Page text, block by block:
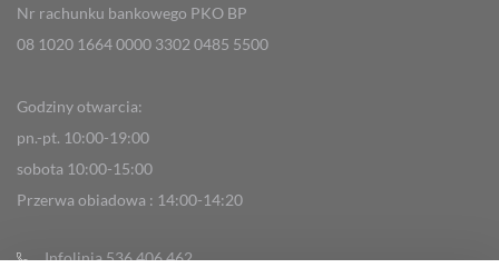
Nr rachunku bankowego PKO BP
08 1020 1664 0000 3302 0485 5500
Godziny otwarcia:
pn.-pt. 10:00-19:00
sobota 10:00-15:00
Przerwa obiadowa : 14:00-14:20
Infolinia 536 406 462